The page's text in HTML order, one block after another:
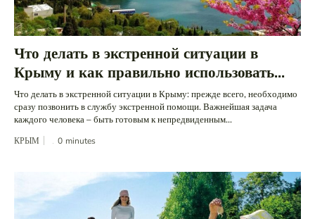
Что делать в экстренной ситуации в
Крыму и как правильно использовать...
Что делать в экстренной ситуации в Крыму: прежде всего, необходимо
сразу позвонить в службу экстренной помощи. Важнейшая задача
каждого человека – быть готовым к непредвиденным...
КРЫМ 0 minutes